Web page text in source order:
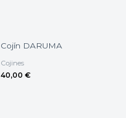
Cojín DARUMA
Cojines
40,00 €